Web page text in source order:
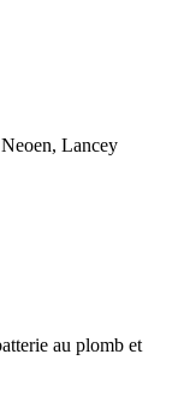
Lancey
au plomb et